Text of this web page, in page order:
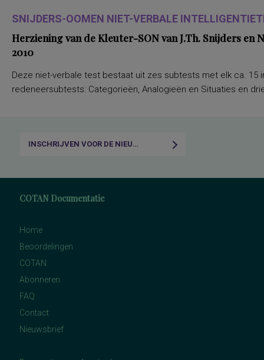
SNIJDERS-OOMEN NIET-VERBALE
Herziening van de Kleuter-SON van J.Th. Snijders en
2010
Deze niet-verbale test bestaat uit zes subtests met elk ca. 15
redeneersubtests: Categorieën, Analogieën en Situaties en
INSCHRIJVEN VOOR DE NIEUWSBRIEF
COTAN Documentatie
Home
Beoordelingen
COTAN
Abonneren
FAQ
Contact
Nieuwsbrief